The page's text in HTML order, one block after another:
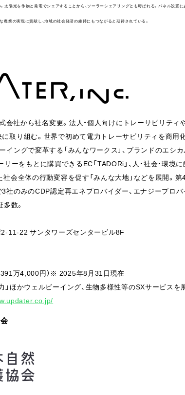
太陽光を作物と発電でシェアすることから、ソーラーシェアリングとも呼ばれる。パネル設置
農業の実現に貢献し、地域の社会経済の維持にもつながると期待されている。
社から社名変更。法人・個人向けにトレーサビリティ
取り組む。世界で初めて電力トレーサビリティを商用
イングで変革する「みんなワークス」、ブランドのエシ
リーをもとに購買できるEC「TADORi」、人・社会・環境
社会全体の行動変容を促す「みんな大地」などを展開。
社のみのCDP認定再エネプロバイダー、エナジープロ
数。
2-11-22 サンタワーズセンタービル8F
万4,000円）※ 2025年8月31日現在
」ほかウェルビーイング、生物多様性等のSXサービスを